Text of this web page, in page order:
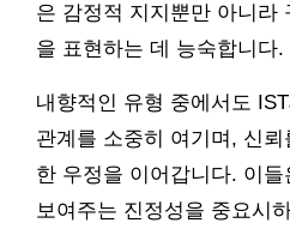
은 감정적 지지뿐만 아니라
을 표현하는 데 능숙합니다.
내향적인 유형 중에서도
관계를 소중히 여기며, 신
한 우정을 이어갑니다. 이
보여주는 진정성을 중요시